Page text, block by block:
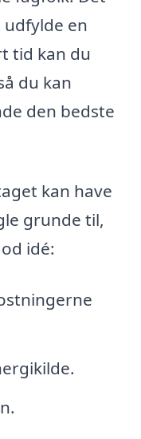
udfylde en
tid kan du
du kan
den bedste
kan have
grunde til,
idé: